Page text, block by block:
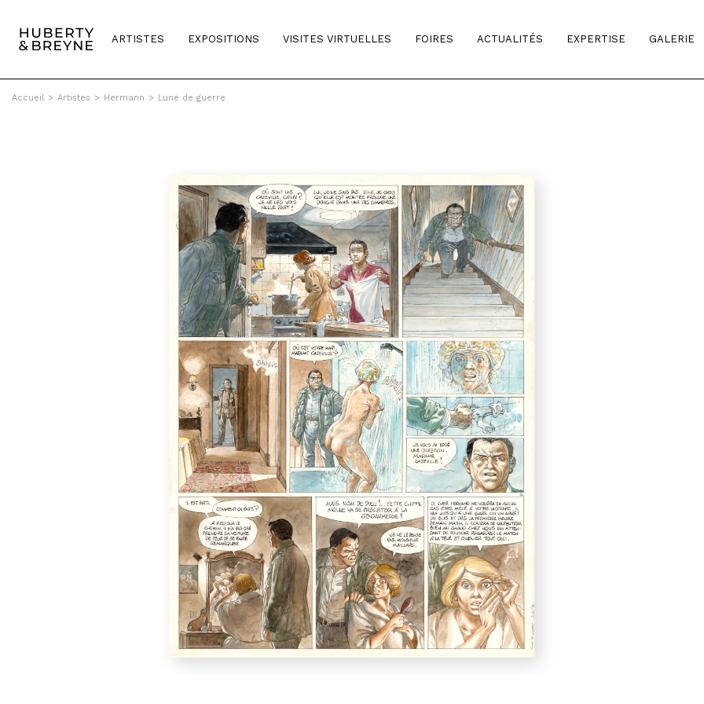
ARTISTES EXPOSITIONS VISITES VIRTUELLES FOIRES ACTUALITÉS EXPERTISE GALERIE
Accueil > Artistes > Hermann > Lune de guerre